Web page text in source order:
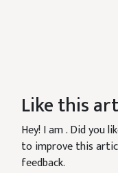
Like this
Hey! I am. Did you
to improve this
feedback.